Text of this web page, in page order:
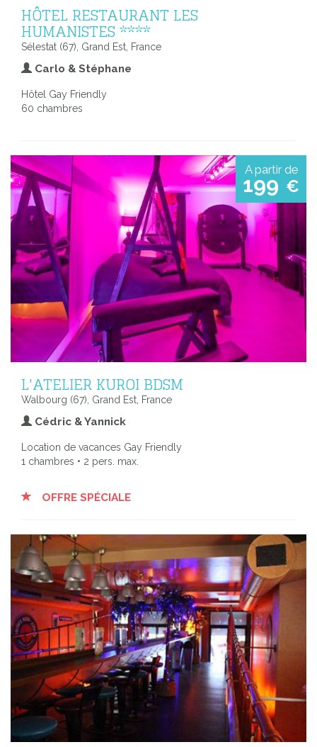
HÔTEL RESTAURANT LES
HUMANISTES ****
Sélestat (67), Grand Est, France
Carlo & Stéphane
Hôtel Gay Friendly
60 chambres
A partir de
199 €
L'ATELIER KUROI BDSM
Walbourg (67), Grand Est, France
Cédric & Yannick
Location de vacances Gay Friendly
1 chambres • 2 pers. max.
OFFRE SPÉCIALE